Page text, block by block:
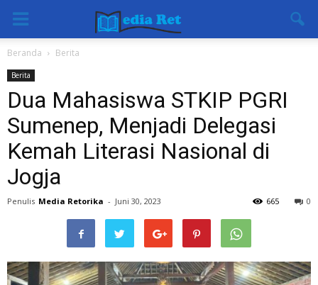
Beranda Berita
Berita
Dua Mahasiswa STKIP PGRI
Sumenep, Menjadi Delegasi
Kemah Literasi Nasional di
Jogja
Penulis Media Retorika - Juni 30, 2023 0
665